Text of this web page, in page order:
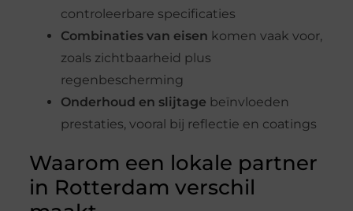
controleerbare specificaties
Combinaties van eisen komen vaak voor,
zoals zichtbaarheid plus
regenbescherming
Onderhoud en slijtage beïnvloeden
prestaties, vooral bij reflectie en coatings
Waarom een lokale partner
in Rotterdam verschil